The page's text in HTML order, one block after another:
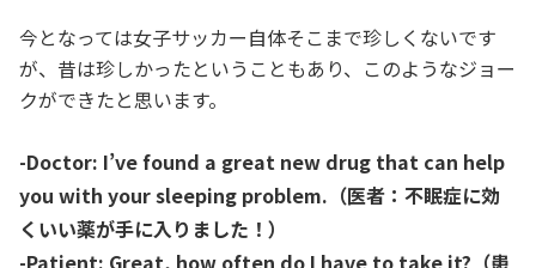
今となっては女子サッカー自体そこまで珍しくないです
が、昔は珍しかったということもあり、このようなジョー
クができたと思います。
-Doctor: I’ve found a great new drug that can help
you with your sleeping problem.（医者：不眠症に効
くいい薬が手に入りました！）
-Patient: Great, how often do I have to take it?（患